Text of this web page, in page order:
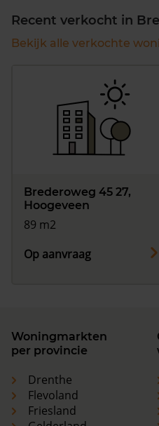
Recent verkocht in
Bekijk alle verkochte
Brederoweg 45 27,
Hoogeveen
89 m2
Op aanvraag
Woningmarkten
per provincie
Drenthe
Flevoland
Friesland